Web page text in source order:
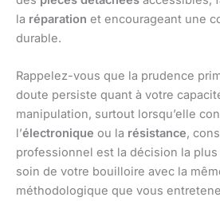
la réparation et encourageant une
durable.
Rappelez-vous que la prudence
doute persiste quant à votre
manipulation, surtout lorsqu’elle
l’électronique ou la résistance,
professionnel est la décision la plus
soin de votre bouilloire avec la
méthodologique que vous